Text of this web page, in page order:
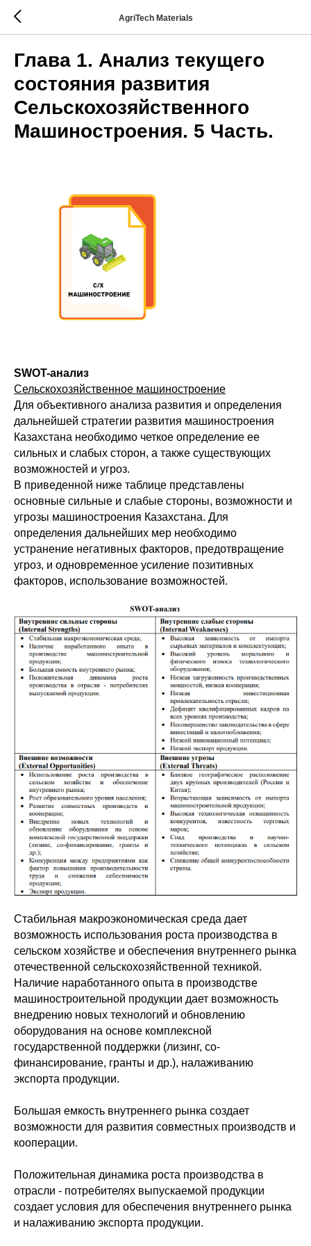
AgriTech Materials
Глава 1. Анализ текущего
состояния развития
Сельскохозяйственного
Машиностроения. 5 Часть.
SWOT-анализ
Сельскохозяйственное машиностроение
Для объективного анализа развития и определения
дальнейшей стратегии развития машиностроения
Казахстана необходимо четкое определение ее
сильных и слабых сторон, а также существующих
возможностей и угроз.
В приведенной ниже таблице представлены
основные сильные и слабые стороны, возможности и
угрозы машиностроения Казахстана. Для
определения дальнейших мер необходимо
устранение негативных факторов, предотвращение
угроз, и одновременное усиление позитивных
факторов, использование возможностей.
Стабильная макроэкономическая среда дает
возможность использования роста производства в
сельском хозяйстве и обеспечения внутреннего рынка
отечественной сельскохозяйственной техникой.
Наличие наработанного опыта в производстве
машиностроительной продукции дает возможность
внедрению новых технологий и обновлению
оборудования на основе комплексной
государственной поддержки (лизинг, со-
финансирование, гранты и др.), налаживанию
экспорта продукции.
Большая емкость внутреннего рынка создает
возможности для развития совместных производств и
кооперации.
Положительная динамика роста производства в
отрасли - потребителях выпускаемой продукции
создает условия для обеспечения внутреннего рынка
и налаживанию экспорта продукции.